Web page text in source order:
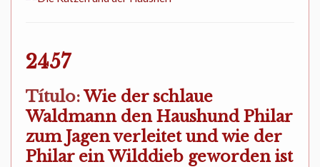
2457
Título:Wie der schlaue
Waldmann den Haushund Philar
zum Jagen verleitet und wie der
Philar ein Wilddieb geworden ist